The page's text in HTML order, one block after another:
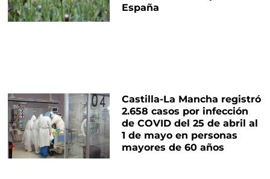
España
Castilla-La Mancha registró
2.658 casos por infección
de COVID del 25 de abril al
1 de mayo en personas
mayores de 60 años